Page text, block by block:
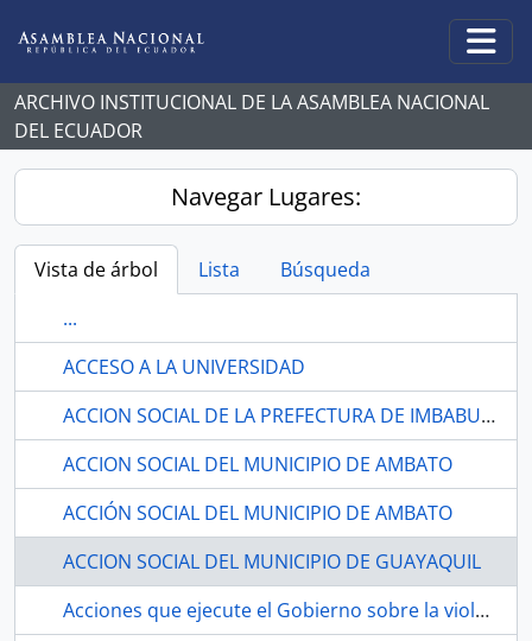
ARCHIVO INSTITUCIONAL DE LA ASAMBLEA NACIONAL
DEL ECUADOR
Navegar Lugares:
Vista de árbol Lista
Búsqueda
...
ACCESO A LA UNIVERSIDAD
ACCION SOCIAL DE LA PREFECTURA DE IMBABURA
ACCION SOCIAL DEL MUNICIPIO DE AMBATO
ACCIÓN SOCIAL DEL MUNICIPIO DE AMBATO
ACCION SOCIAL DEL MUNICIPIO DE GUAYAQUIL
Acciones que ejecute el Gobierno sobre la violación del territorio